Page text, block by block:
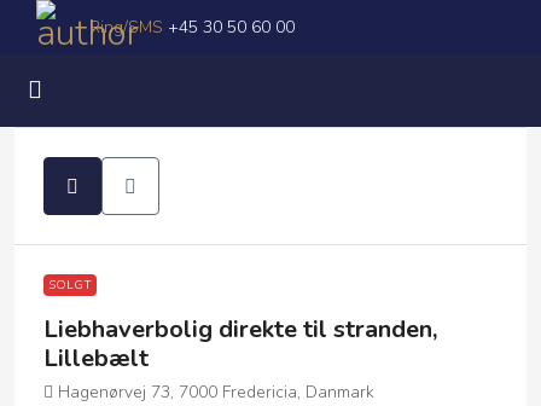
Ring/SMS +45 30 50 60 00
SOLGT
Liebhaverbolig direkte til stranden,
Lillebælt
Hagenørvej 73, 7000 Fredericia, Danmark